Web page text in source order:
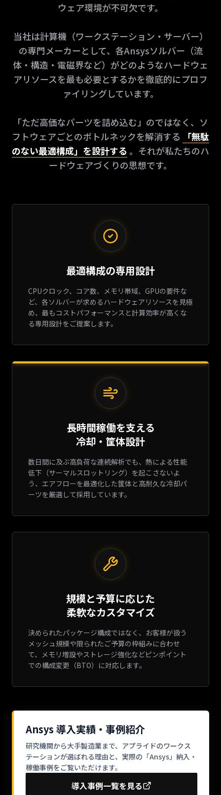
ウェア環境が不可欠です。
当社は計算機（ワークステーション・サーバー）
の専門メーカーとして、各Ansysソルバー（流
体・構造・電磁界など）がどのようなハードウェ
アリソースを最も必要とするかを徹底的にプロフ
ァイリングしています。
「ただ高価なパーツを詰め込む」のではなく、ソ
フトウェアごとのボトルネックを解消する
「無駄
のない最適構成」を設計する 。それが私たちのハ
ードウェアづくりの思想です。
最適構成の専用設計
CPUクロック、コア数、メモリ帯域、GPUの要件な
ど、各ソルバーが求めるハードウェアリソースを見極
め、最もコストパフォーマンスと計算効率が高くな
る専用設計をご提案します。
長時間稼働を支える
冷却・筐体設計
数日間に及ぶ高負荷な連続解析でも、熱による性能
低下（サーマルスロットリング）を起こさないよ
う、エアフローを最適化した筐体と高耐久な冷却パ
ーツを厳選して採用しています。
規模と予算に応じた
柔軟なカスタマイズ
決められたパッケージ構成ではなく、お客様が扱う
メッシュ規模や限られたご予算の枠組みに合わせ
て、メモリ増設やストレージ強化などピンポイント
での構成変更（BTO）に対応します。
Ansys 導入実績・事例紹介
研究機関から大手製造業まで、アプライドのワークス
テーションが選ばれる理由と、 実際の「Ansys」納入・
稼働事例をご覧いただけます。
導入事例一覧を見る